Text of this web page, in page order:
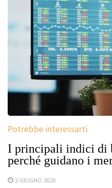
Potrebbe interessarti
I principali indici di
perché guidano i
2 GIUGNO 2026